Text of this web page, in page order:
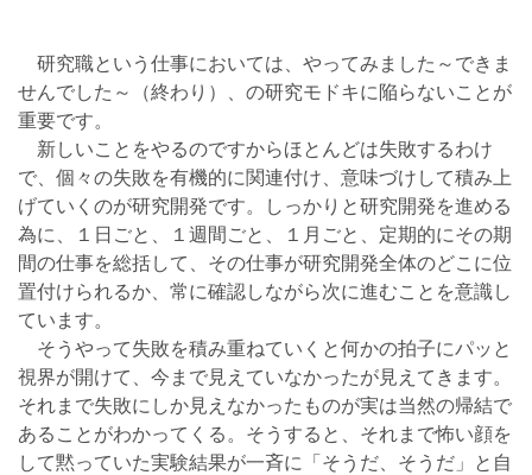
研究職という仕事においては、やってみました～できま
せんでした～（終わり）、の研究モドキに陥らないことが
重要です。
新しいことをやるのですからほとんどは失敗するわけ
で、個々の失敗を有機的に関連付け、意味づけして積み上
げていくのが研究開発です。しっかりと研究開発を進める
為に、１日ごと、１週間ごと、１月ごと、定期的にその期
間の仕事を総括して、その仕事が研究開発全体のどこに位
置付けられるか、常に確認しながら次に進むことを意識し
ています。
そうやって失敗を積み重ねていくと何かの拍子にパッと
視界が開けて、今まで見えていなかったが見えてきます。
それまで失敗にしか見えなかったものが実は当然の帰結で
あることがわかってくる。そうすると、それまで怖い顔を
して黙っていた実験結果が一斉に「そうだ、そうだ」と自